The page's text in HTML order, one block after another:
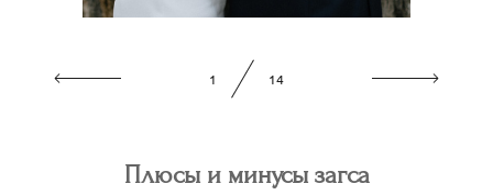
1 14
Плюсы и минусы загса